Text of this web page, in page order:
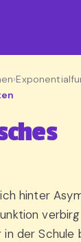
›
hinter
der Schule